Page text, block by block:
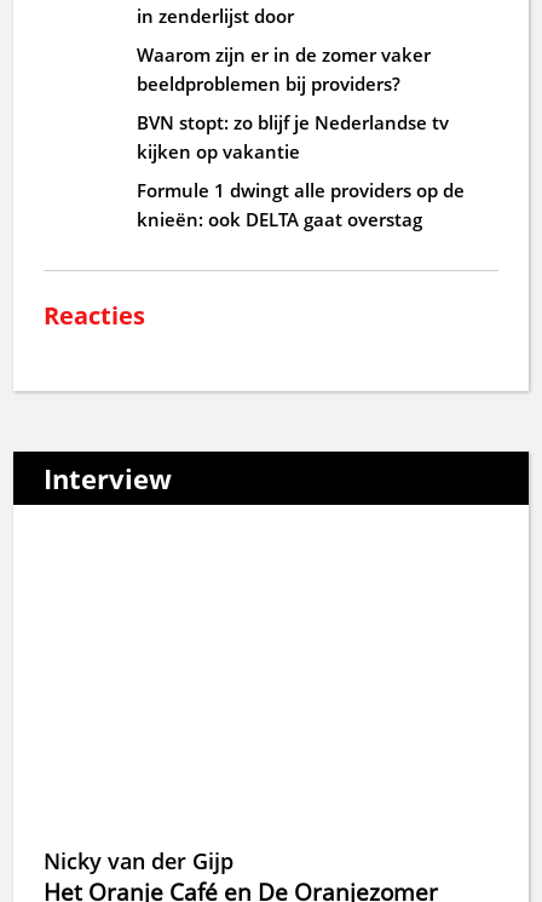
in zenderlijst door
Waarom zijn er in de zomer vaker
beeldproblemen bij providers?
BVN stopt: zo blijf je Nederlandse tv
kijken op vakantie
Formule 1 dwingt alle providers op de
knieën: ook DELTA gaat overstag
Reacties
Interview
Nicky van der Gijp
Het Oranje Café en De Oranjezomer